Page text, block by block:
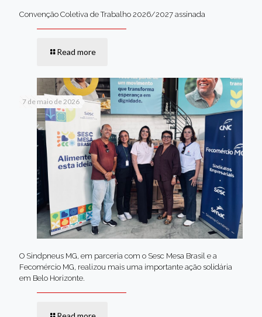
Convenção Coletiva de Trabalho 2026/2027 assinada
Read more
7 de maio de 2026
O Sindpneus MG, em parceria com o Sesc Mesa Brasil e a
Fecomércio MG, realizou mais uma importante ação solidária
em Belo Horizonte.